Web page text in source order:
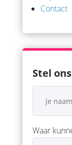
Contact
Stel
Waar